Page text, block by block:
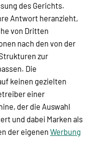
des Gerichts.
Antwort heranzieht,
von Dritten
nach den von der
zur
Die
keinen gezielten
einer
der die Auswahl
und dabei Marken als
der eigenen Werbung